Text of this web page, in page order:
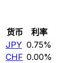
货币
利率
JPY 0.75%
CHF 0.00%